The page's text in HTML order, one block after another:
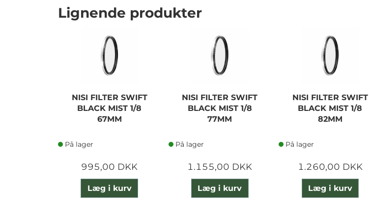
Lignende produkter
NISI FILTER SWIFT
BLACK MIST 1/8
67MM
På lager
995,00 DKK
Læg i kurv
NISI FILTER SWIFT
BLACK MIST 1/8
77MM
På lager
1.155,00 DKK
Læg i kurv
NISI FILTER SWIFT
BLACK MIST 1/8
82MM
På lager
1.260,00 DKK
Læg i kurv